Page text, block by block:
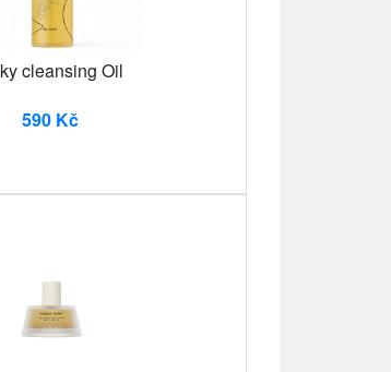
cleansing Oil
590 Kč